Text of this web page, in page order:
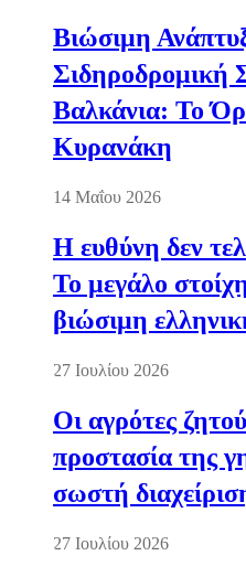
Βιώσιμη
Σιδηροδρομική
Βαλκάνια: Το
Κυρανάκη
14 Μαΐου 2026
Η ευθύνη δεν
Το μεγάλο
βιώσιμη
27 Ιουλίου 2026
Οι αγρότες
προστασία της
σωστή
27 Ιουλίου 2026